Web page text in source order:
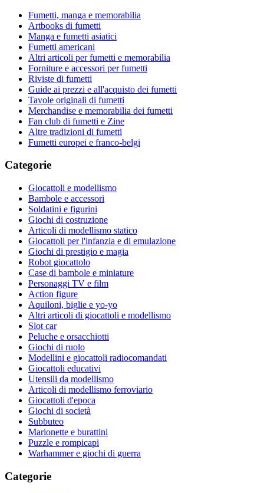
Fumetti, manga e memorabilia
Artbooks di fumetti
Manga e fumetti asiatici
Fumetti americani
Altri articoli per fumetti e memorabilia
Forniture e accessori per fumetti
Riviste di fumetti
Guide ai prezzi e all'acquisto dei fumetti
Tavole originali di fumetti
Merchandise e memorabilia dei fumetti
Fan club di fumetti e Zine
Altre tradizioni di fumetti
Fumetti europei e franco-belgi
Categorie
Giocattoli e modellismo
Bambole e accessori
Soldatini e figurini
Giochi di costruzione
Articoli di modellismo statico
Giocattoli per l'infanzia e di emulazione
Giochi di prestigio e magia
Robot giocattolo
Case di bambole e miniature
Personaggi TV e film
Action figure
Aquiloni, biglie e yo-yo
Altri articoli di giocattoli e modellismo
Slot car
Peluche e orsacchiotti
Giochi di ruolo
Modellini e giocattoli radiocomandati
Giocattoli educativi
Utensili da modellismo
Articoli di modellismo ferroviario
Giocattoli d'epoca
Giochi di società
Subbuteo
Marionette e burattini
Puzzle e rompicapi
Warhammer e giochi di guerra
Categorie